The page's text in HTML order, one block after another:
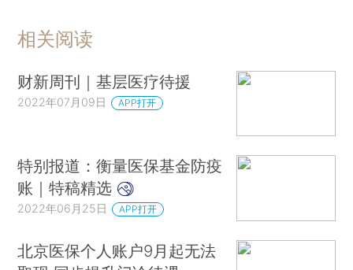
相关阅读
财新周刊｜基层医疗待援
2022年07月09日 APP打开
特别报道：衡量医保基金防疫
账｜特稿精选
2022年06月25日 APP打开
北京医保个人账户9月起无法